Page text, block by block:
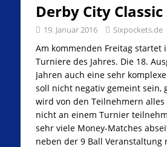
Derby City Classic
19. Januar 2016 Sixpockets.de
Am kommenden Freitag startet
Turniere des Jahres. Die 18.
Jahren auch eine sehr
soll nicht negativ gemeint sein,
wird von den Teilnehmern
nicht an einem Turnier
sehr viele Money-Matches
neben der 9 Ball Veranstaltung